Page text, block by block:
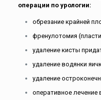
операции по урологии:
обрезание крайней
френулотомия
удаление кисты
удаление водянки
удаление
оперативное лечение